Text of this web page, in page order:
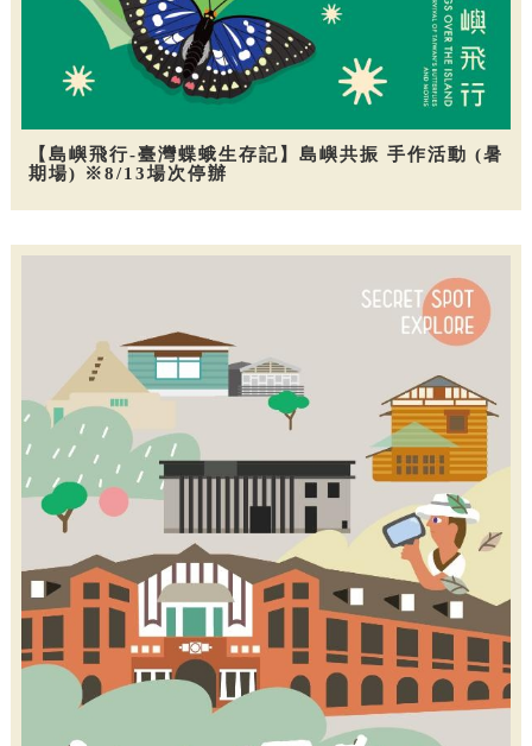
【島嶼飛行-臺灣蝶蛾生存記】島嶼共振 手作活動 (暑
期場) ※8/13場次停辦